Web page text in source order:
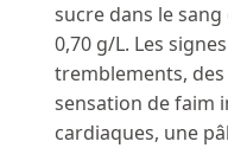
sucre dans le
0,70 g/L. Les
tremblements,
sensation de faim
cardiaques, une